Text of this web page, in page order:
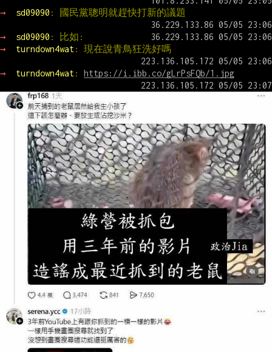
→ sd09090 : 國民黨聰明就趕快打新的議題
→ sd09090 : 比如:
→
turndown4wat: 現在說青鳥狂洗好嗎
→ turndown4wat: https://i.ibb.co/gLrPsFQb/1.jpg